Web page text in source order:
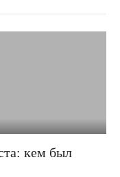
кем был